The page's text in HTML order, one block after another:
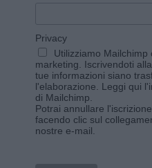
Privacy
Utilizziamo
marketing. Iscrivendoti
tue informazioni siano
l'elaborazione. Leggi qui
di Mailchimp
Potrai annullare
facendo clic sul
nostre e-mail.